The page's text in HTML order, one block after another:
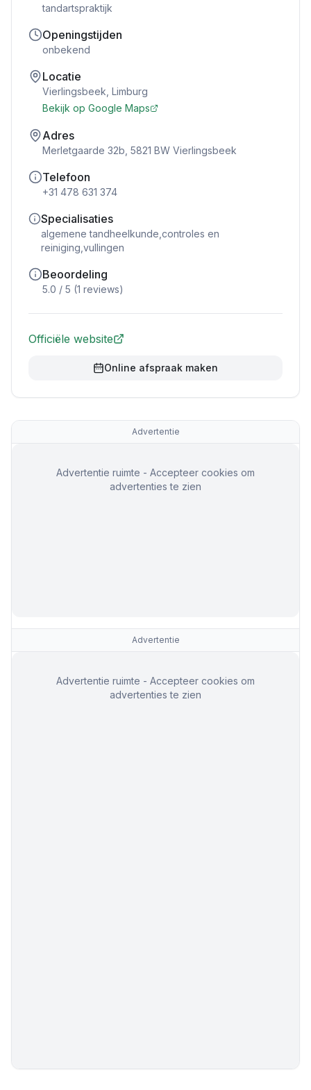
tandartspraktijk
Openingstijden
onbekend
Locatie
Vierlingsbeek Limburg
Bekijk op Google Maps
Adres
Merletgaarde 32b, 5821 BW Vierlingsbeek
Telefoon
+31 478 631 374
Specialisaties
algemene tandheelkunde,controles en
reiniging,vullingen
Beoordeling
5.0 / 5 (1 reviews)
Officiële website
Online afspraak maken
Advertentie
Advertentie ruimte - Accepteer cookies om
advertenties te zien
Advertentie
Advertentie ruimte - Accepteer cookies om
advertenties te zien